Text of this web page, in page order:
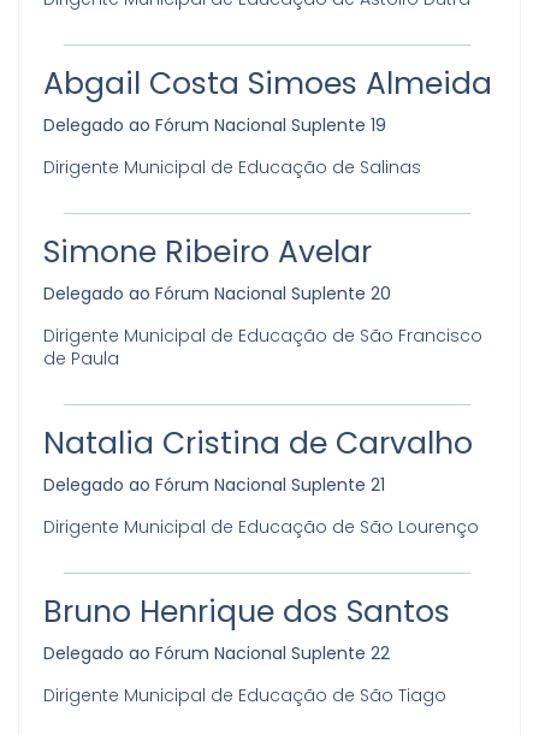
Abgail Costa Simoes Almeida
Delegado ao Fórum Nacional Suplente 19
Dirigente Municipal de Educação de Salinas
Simone Ribeiro Avelar
Delegado ao Fórum Nacional Suplente 20
Dirigente Municipal de Educação de São Francisco
de Paula
Natalia Cristina de Carvalho
Delegado ao Fórum Nacional Suplente 21
Dirigente Municipal de Educação de São Lourenço
Bruno Henrique dos Santos
Delegado ao Fórum Nacional Suplente 22
Dirigente Municipal de Educação de São Tiago